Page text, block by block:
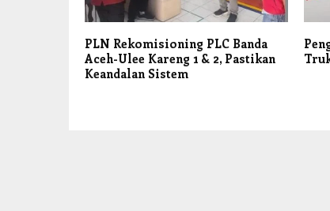
PLN Rekomisioning PLC Banda
Aceh-Ulee Kareng 1 & 2, Pastikan
Keandalan Sistem